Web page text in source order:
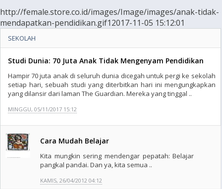
http://female.store.co.id/images/Image/images/anak-tidak-
mendapatkan-pendidikan.gif12017-11-05 15:12:01
SEKOLAH
Studi Dunia: 70 Juta Anak Tidak Mengenyam Pendidikan
Hampir 70 juta anak di seluruh dunia dicegah untuk pergi ke sekolah
setiap hari, sebuah studi yang diterbitkan hari ini mengungkapkan
yang dilansir dari laman The Guardian. Mereka yang tinggal ..
MINGGU, 05/11/2017 15:12
Cara Mudah Belajar
Kita mungkin sering mendengar pepatah: Belajar
pangkal pandai. Dan ya, kita semua ..
KAMIS, 26/04/2012 04:12